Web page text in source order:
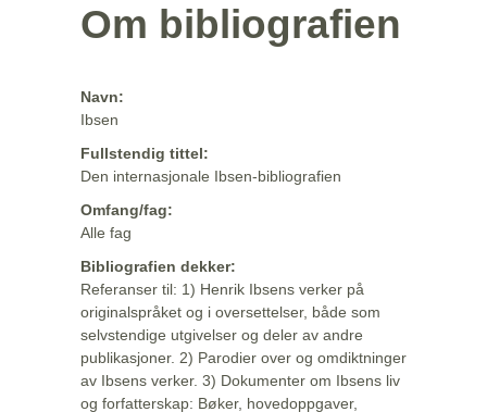
Om bibliografien
Navn:
Ibsen
Fullstendig tittel:
Den internasjonale Ibsen-bibliografien
Omfang/fag:
Alle fag
Bibliografien dekker:
Referanser til: 1) Henrik Ibsens verker på
originalspråket og i oversettelser, både som
selvstendige utgivelser og deler av andre
publikasjoner. 2) Parodier over og omdiktninger
av Ibsens verker. 3) Dokumenter om Ibsens liv
og forfatterskap: Bøker, hovedoppgaver,